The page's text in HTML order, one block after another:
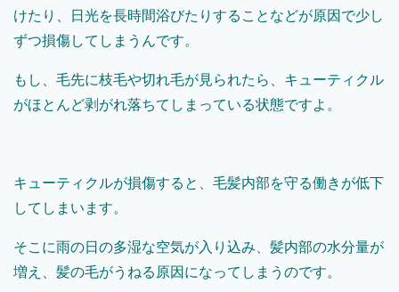
けたり、日光を長時間浴びたりすることなどが原因で少し
ずつ損傷してしまうんです。
もし、毛先に枝毛や切れ毛が見られたら、キューティクル
がほとんど剥がれ落ちてしまっている状態ですよ。
キューティクルが損傷すると、毛髪内部を守る働きが低下
してしまいます。
そこに雨の日の多湿な空気が入り込み、髪内部の水分量が
増え、髪の毛がうねる原因になってしまうのです。